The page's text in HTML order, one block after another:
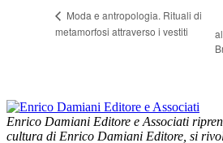
Moda e antropologia. Rituali di
metamorfosi attraverso i vestiti
Enrico Damiani Editore e Associati
cultura di Enrico Damiani Editore, si